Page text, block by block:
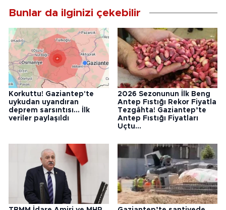
Bunlar da ilginizi çekebilir
Korkuttu! Gaziantep'te
uykudan uyandıran
deprem sarsıntısı... İlk
veriler paylaşıldı
2026 Sezonunun İlk Beng
Antep Fıstığı Rekor Fiyatla
Tezgâhta! Gaziantep’te
Antep Fıstığı Fiyatları
Uçtu...